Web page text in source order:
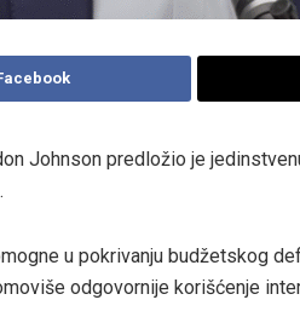
Johnson predložio je
u pokrivanju budžetskog
odgovornije korišćenje